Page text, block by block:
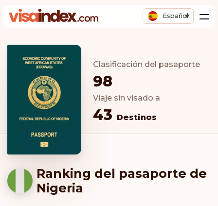
Español
Clasificación del pasaporte
98
Viaje sin visado a
43 Destinos
Ranking del pasaporte de
Nigeria